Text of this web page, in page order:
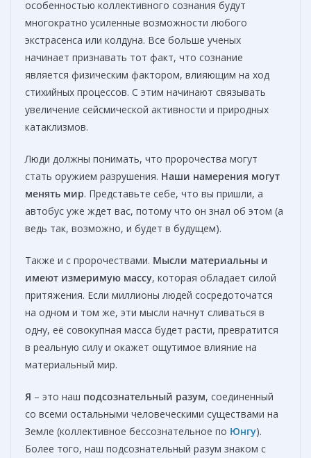
особенностью коллективного сознания будут
многократно усиленные возможности любого
экстрасенса или колдуна. Все больше ученых
начинает признавать тот факт, что сознание
является физическим фактором, влияющим на ход
стихийных процессов. С этим начинают связывать
увеличение сейсмической активности и природных
катаклизмов.
Люди должны понимать, что пророчества могут
стать оружием разрушения. Наши намерения могут
менять мир. Представьте себе, что вы пришли, а
автобус уже ждет вас, потому что он знал об этом (а
ведь так, возможно, и будет в будущем).
Также и с пророчествами. Мысли материальны и
имеют измеримую массу, которая обладает силой
притяжения. Если миллионы людей сосредоточатся
на одном и том же, эти мысли начнут сливаться в
одну, её совокупная масса будет расти, превратится
в реальную силу и окажет ощутимое влияние на
материальный мир.
Я – это наш подсознательный разум, соединенный
со всеми остальными человеческими существами на
Земле (коллективное бессознательное по Юнгу).
Более того, наш подсознательный разум знаком с